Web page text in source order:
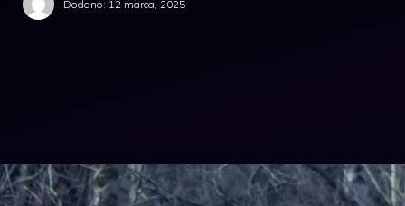
Dodano: 12 marca, 2025